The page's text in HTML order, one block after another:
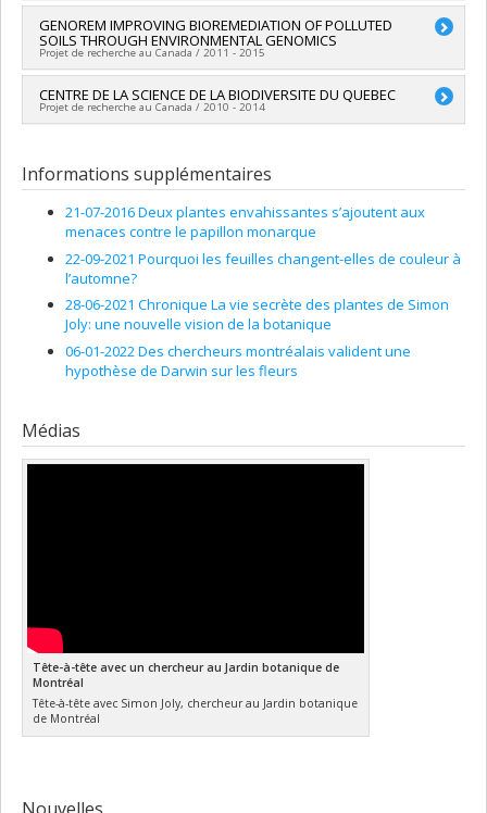
sciences naturelles et génie du Canada (CRSNG)
Programmes de subvention : PVXXXXXX-(OIR) Outils et
d'instruments de recherche (OIR) -1 -(de 7 001 $ à 150 000 $)
Chercheur principal : Simon Joly
GENOREM IMPROVING BIOREMEDIATION OF POLLUTED
SOILS THROUGH ENVIRONMENTAL GENOMICS
Projet de recherche au Canada / 2011 - 2015
Chercheur principal :Bernd Franz Lang
Co-chercheurs :Pierre André ,Gertraud Burger
Labrecque,Geneviève Dufour,Charles Will Greer
Jabaji-Hare
Sources de financement :Génome Québec
Programmes de subvention :
CENTRE DE LA SCIENCE DE LA BIODIVERSITE DU QUEBEC
Projet de recherche au Canada / 2010 - 2014
Co-chercheurs : Andrew Gonzalez
Sources de financement :FRQNT/Fonds de recherche du
Québec - Nature et technologies (FQRNT)
Programmes de subvention :PVXXXXXX-(RS) Programme de
regroupements stratégiques
Informations supplémentaires
21-07-2016 Deux plantes envahissantes s’ajoutent aux
menaces contre le papillon monarque
22-09-2021 Pourquoi les feuilles changent-elles de couleur à
l’automne?
28-06-2021 Chronique La vie secrète des plantes de Simon
Joly: une nouvelle vision de la botanique
06-01-2022 Des chercheurs montréalais valident une
hypothèse de Darwin sur les fleurs
Médias
Tête-à-tête avec un chercheur au Jardin botanique de
Montréal
Tête-à-tête avec Simon Joly, chercheur au Jardin botanique
de Montréal